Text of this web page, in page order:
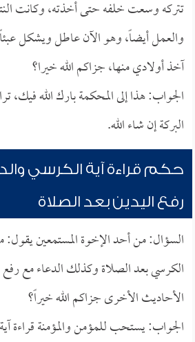
تتركه وسعت خلفه حتى أخذته، وكانت
والعمل أيضاً، وهو الآن عاطل ويشكل
آخذ أولادي منها، جزاكم الله خيرا؟
الجواب: هذا إلى المحكمة بارك الله فيك،
البركة إن شاء الله.
حكم قراءة آية الكرسي
رفع اليدين بعد الصلاة
السؤال: من أحد الإخوة المستمعين يقول:
الكرسي بعد الصلاة وكذلك الدعاء مع
الأحاديث الأخرى جزاكم الله خيراً؟
الجواب: يستحب للمؤمن والمؤمنة قراءة